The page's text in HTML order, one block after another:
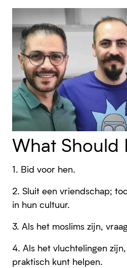
What Should
1. Bid voor hen.
2. Sluit een vriendschap;
in hun cultuur.
3. Als het moslims zijn,
4. Als het vluchtelingen
praktisch kunt helpen.